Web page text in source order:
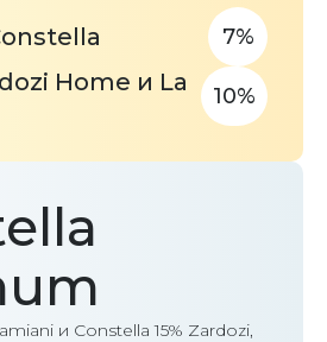
7
Home и La
10
и Constella 15% Zardozi,